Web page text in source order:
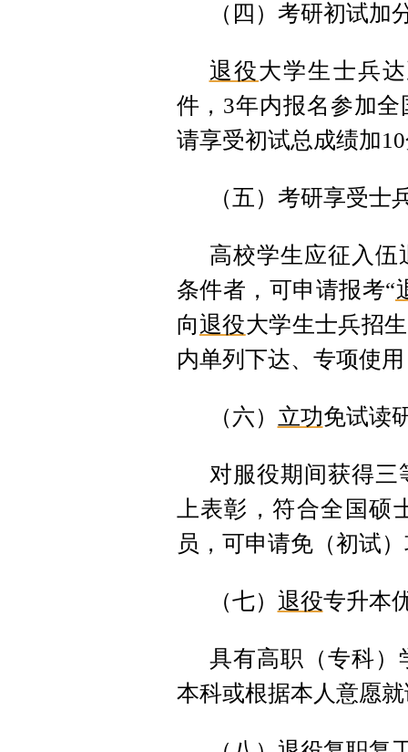
（四）考研初试加
退役大学生士兵
件，3年内报名参加
请享受初试总成绩加
（五）考研享受士
高校学生应征入
条件者，可申请报考“
向退役大学生士兵招
内单列下达、专项使
（六） 立功免试读
对服役期间获得
上表彰，符合全国
员，可申请免（初试
（七） 退役专升本
具有高职（专科）
本科或根据本人意愿